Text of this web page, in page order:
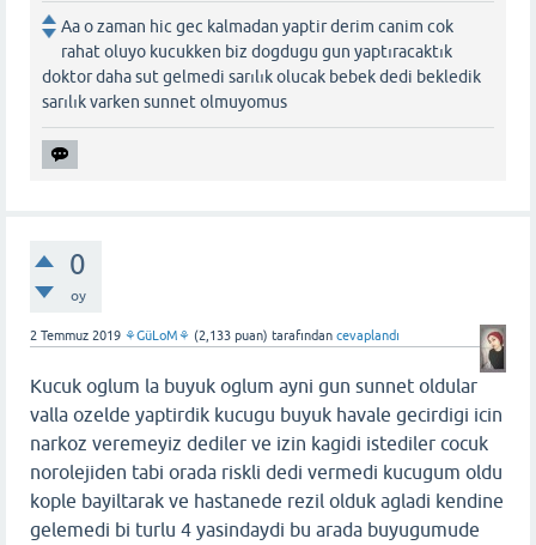
Aa o zaman hic gec kalmadan yaptir derim canim cok
rahat oluyo kucukken biz dogdugu gun yaptıracaktık
doktor daha sut gelmedi sarılık olucak bebek dedi bekledik
sarılık varken sunnet olmuyomus
0
oy
2 Temmuz 2019 ⚘GüLoM⚘ (2,133 puan) tarafından cevaplandı
Kucuk oglum la buyuk oglum ayni gun sunnet oldular
valla ozelde yaptirdik kucugu buyuk havale gecirdigi icin
narkoz veremeyiz dediler ve izin kagidi istediler cocuk
norolejiden tabi orada riskli dedi vermedi kucugum oldu
kople bayiltarak ve hastanede rezil olduk agladi kendine
gelemedi bi turlu 4 yasindaydi bu arada buyugumude